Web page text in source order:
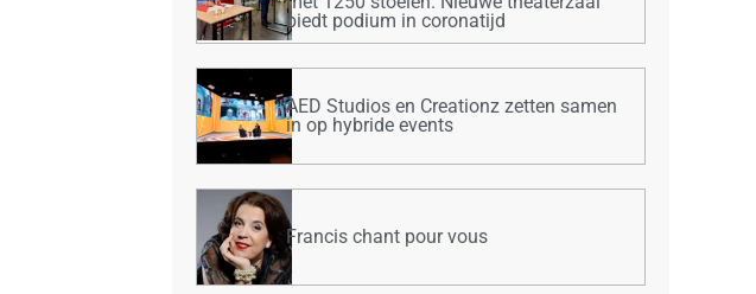
biedt podium in coronatijd
AED Studios en Creationz zetten samen
in op hybride events
Francis chant pour vous